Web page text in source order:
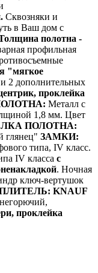
Сквозняки и
в Ваш дом с
полотна -
профильная
"мягкое
2 дополнительных
проклейка
Металл с
1,8 мм. Цвет
ПОЛОТНА:
глянец" ЗАМКИ:
типа, IV класс.
IV класса с
. Ночная
ключ-вертушок
KNAUF
проклейка